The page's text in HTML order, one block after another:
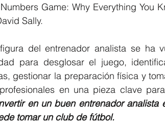
Game: Why Everything You
Sally.
del entrenador analista se ha
para desglosar el juego,
gestionar la preparación física y
en una pieza clave
en un buen entrenador
tomar un club de fútbol.